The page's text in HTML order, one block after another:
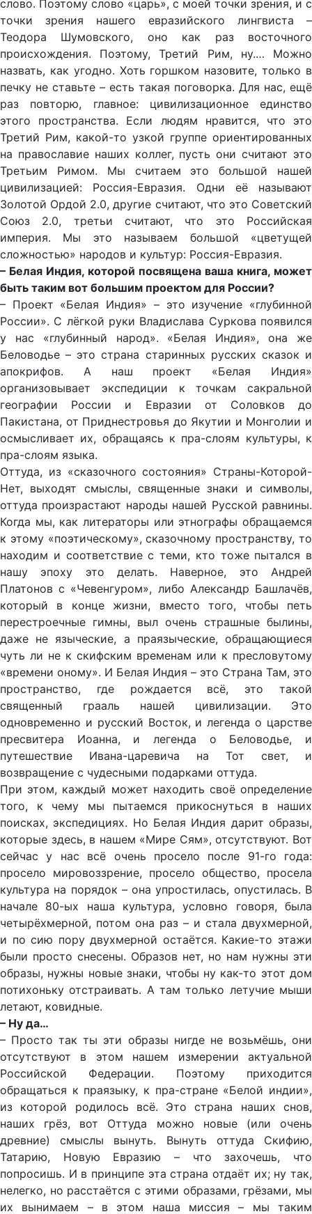
слово. Поэтому слово «царь», с моей точки зрения, и с
точки зрения нашего евразийского лингвиста –
Теодора Шумовского, оно как раз восточного
происхождения. Поэтому, Третий Рим, ну.… Можно
назвать, как угодно. Хоть горшком назовите, только в
печку не ставьте – есть такая поговорка. Для нас, ещё
раз повторю, главное: цивилизационное единство
этого пространства. Если людям нравится, что это
Третий Рим, какой-то узкой группе ориентированных
на православие наших коллег, пусть они считают это
Третьим Римом. Мы считаем это большой нашей
цивилизацией: Россия-Евразия. Одни её называют
Золотой Ордой 2.0, другие считают, что это Советский
Союз 2.0, третьи считают, что это Российская
империя. Мы это называем большой «цветущей
сложностью» народов и культур: Россия-Евразия.
– Белая Индия, которой посвящена ваша книга, может
быть таким вот большим проектом для России?
– Проект «Белая Индия» – это изучение «глубинной
России». С лёгкой руки Владислава Суркова появился
у нас «глубинный народ». «Белая Индия», она же
Беловодье – это страна старинных русских сказок и
апокрифов. А наш проект «Белая Индия»
организовывает экспедиции к точкам сакральной
географии России и Евразии от Соловков до
Пакистана, от Приднестровья до Якутии и Монголии и
осмысливает их, обращаясь к пра-слоям культуры, к
пра-слоям языка.
Оттуда, из «сказочного состояния» Страны-Которой-
Нет, выходят смыслы, священные знаки и символы,
оттуда произрастают народы нашей Русской равнины.
Когда мы, как литераторы или этнографы обращаемся
к этому «поэтическому», сказочному пространству, то
находим и соответствие с теми, кто тоже пытался в
нашу эпоху это делать. Наверное, это Андрей
Платонов с «Чевенгуром», либо Александр Башлачёв,
который в конце жизни, вместо того, чтобы петь
перестроечные гимны, выл очень страшные былины,
даже не языческие, а праязыческие, обращающиеся
чуть ли не к скифским временам или к пресловутому
«времени оному». И Белая Индия – это Страна Там, это
пространство, где рождается всё, это такой
священный грааль нашей цивилизации. Это
одновременно и русский Восток, и легенда о царстве
пресвитера Иоанна, и легенда о Беловодье, и
путешествие Ивана-царевича на Тот свет, и
возвращение с чудесными подарками оттуда.
При этом, каждый может находить своё определение
того, к чему мы пытаемся прикоснуться в наших
поисках, экспедициях. Но Белая Индия дарит образы,
которые здесь, в нашем «Мире Сям», отсутствуют. Вот
сейчас у нас всё очень просело после 91-го года:
просело мировоззрение, просело общество, просела
культура на порядок – она упростилась, опустилась. В
начале 80-ых наша культура, условно говоря, была
четырёхмерной, потом она раз – и стала двухмерной,
и по сию пору двухмерной остаётся. Какие-то этажи
были просто снесены. Образов нет, но нам нужны эти
образы, нужны новые знаки, чтобы ну как-то этот дом
потихоньку отстраивать. А там только летучие мыши
летают, ковидные.
– Ну да…
– Просто так ты эти образы нигде не возьмёшь, они
отсутствуют в этом нашем измерении актуальной
Российской Федерации. Поэтому приходится
обращаться к праязыку, к пра-стране «Белой индии»,
из которой родилось всё. Это страна наших снов,
наших грёз, вот Оттуда можно новые (или очень
древние) смыслы вынуть. Вынуть оттуда Скифию,
Татарию, Новую Евразию – что захочешь, что
попросишь. И в принципе эта страна отдаёт их; ну так,
нелегко, но расстаётся с этими образами, грёзами, мы
их вынимаем – в этом наша миссия – мы таким